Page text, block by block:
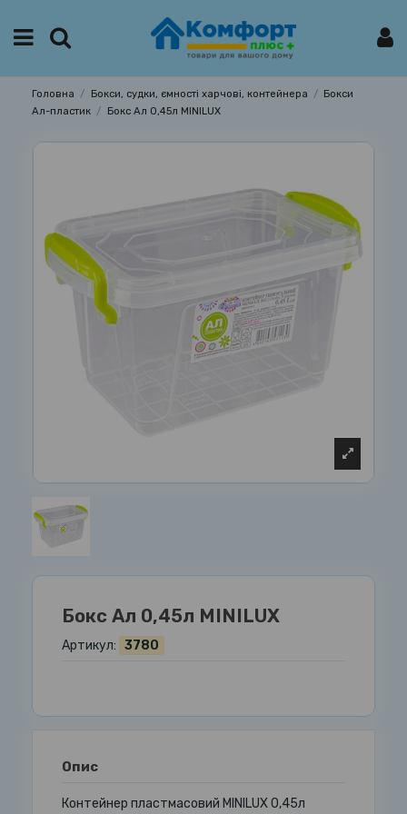
Головна Бокси, судки, ємності харчові, контейнера
Бокси
Ал-пластик
Бокс Ал 0,45л MINILUX
Бокс Ал 0,45л MINILUX
Артикул: 3780
Опис
Контейнер пластмасовий MINILUX 0,45л